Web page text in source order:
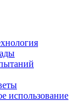
использование